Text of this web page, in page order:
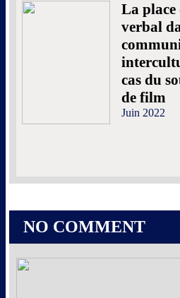
La
verbal
cas du
de film
Juin 2022
NO COMMENT